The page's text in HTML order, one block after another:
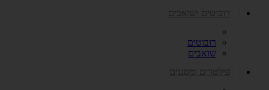
רובוטים ושואבים
רובוטים
שואבים
פילטרים ומסננים